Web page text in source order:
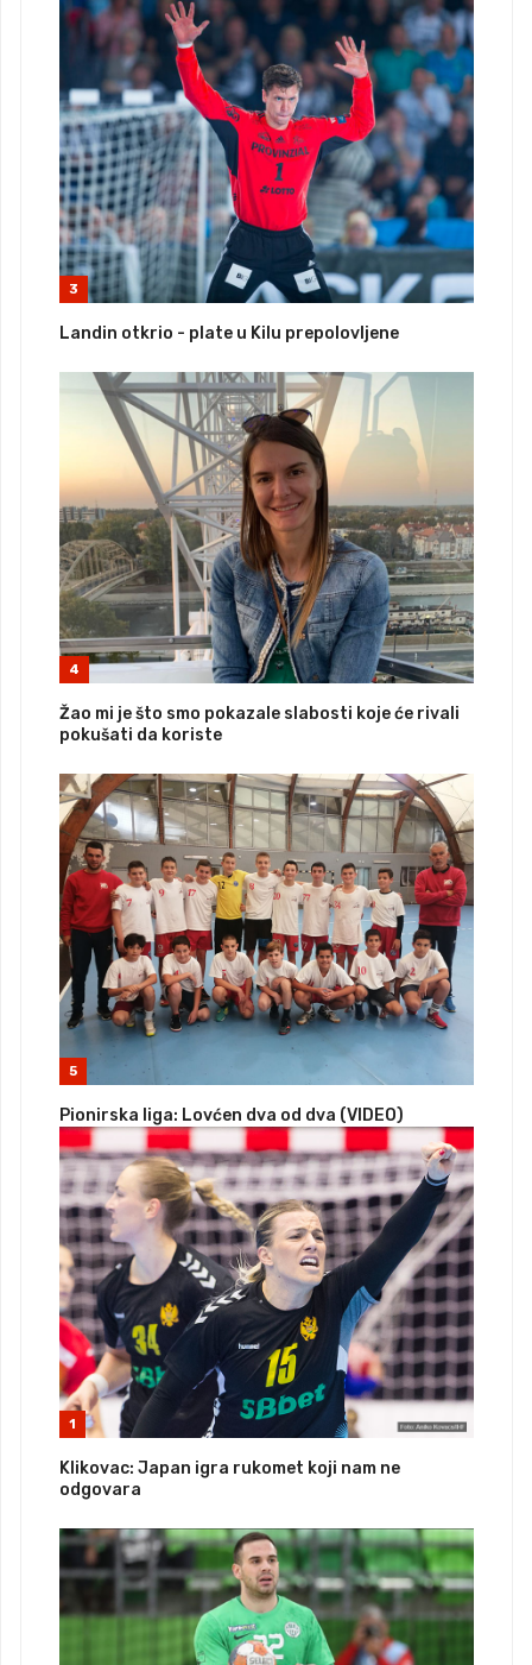
3
Landin otkrio - plate u Kilu prepolovljene
4
Žao mi je što smo pokazale slabosti koje će rivali
pokušati da koriste
5
Pionirska liga: Lovćen dva od dva (VIDEO)
1
Klikovac: Japan igra rukomet koji nam ne
odgovara